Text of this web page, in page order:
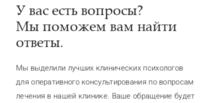
У вас есть вопросы?
Мы поможем вам найти
ответы.
Мы выделили лучших клинических психологов
для оперативного консультирования по вопросам
лечения в нашей клинике. Ваше обращение будет